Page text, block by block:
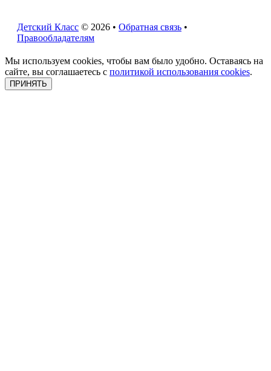
Детский Класс © 2026 • Обратная связь •
Правообладателям
Мы используем cookies, чтобы вам было удобно. Оставаясь на
сайте, вы соглашаетесь с политикой использования cookies.
ПРИНЯТЬ